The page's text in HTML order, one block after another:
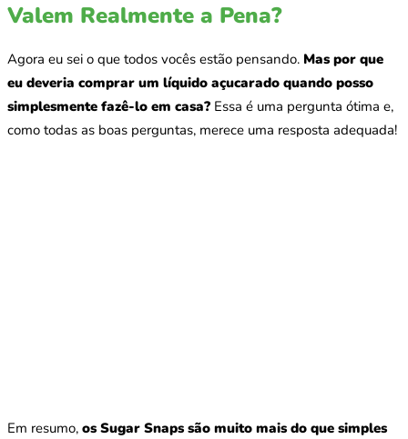
Valem Realmente a Pena?
Agora eu sei o que todos vocês estão pensando. Mas por que
eu deveria comprar um líquido açucarado quando posso
simplesmente fazê-lo em casa? Essa é uma pergunta ótima e,
como todas as boas perguntas, merece uma resposta adequada!
Em resumo, os Sugar Snaps são muito mais do que simples